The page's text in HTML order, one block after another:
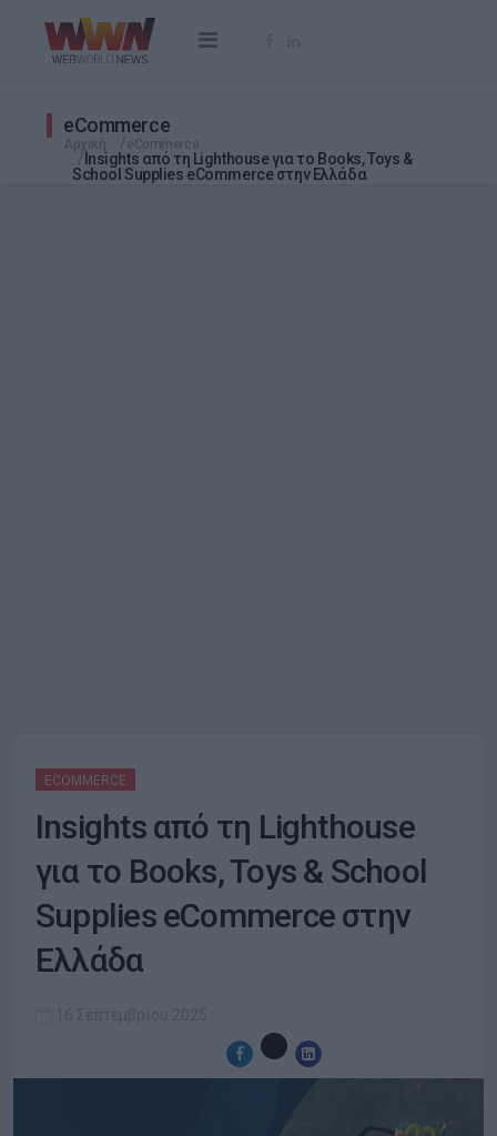
eCommerce
Insights από τη Lighthouse για το Books, Toys &
School Supplies eCommerce στην Ελλάδα
ECOMMERCE
Insights από τη Lighthouse
για το Books, Toys & School
Supplies eCommerce στην
Ελλάδα